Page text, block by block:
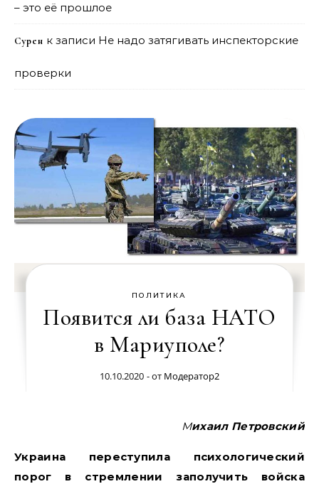
– это её прошлое
Сурен к записи Не надо затягивать инспекторские
проверки
ПОЛИТИКА
Появится ли база НАТО
в Мариуполе?
10.10.2020 - от Модератор2
Михаил Петровский
Украина переступила психологический
порог в стремлении заполучить войска